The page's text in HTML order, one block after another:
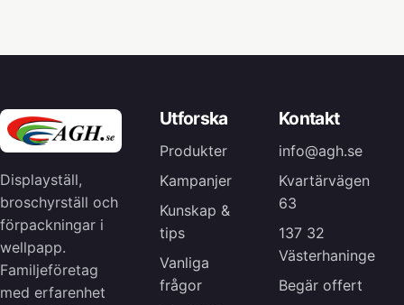
Displayställ,
broschyrställ och
förpackningar i
wellpapp.
Familjeföretag
med erfarenhet
Utforska
Produkter
Kampanjer
Kunskap &
tips
Vanliga
frågor
Kontakt
info@agh.se
Kvartärvägen
63
137 32
Västerhaninge
Begär offert